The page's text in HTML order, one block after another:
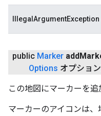
IllegalArgumentException
public Marker add
Options オプション
この地図にマーカーを追
マーカーのアイコンは